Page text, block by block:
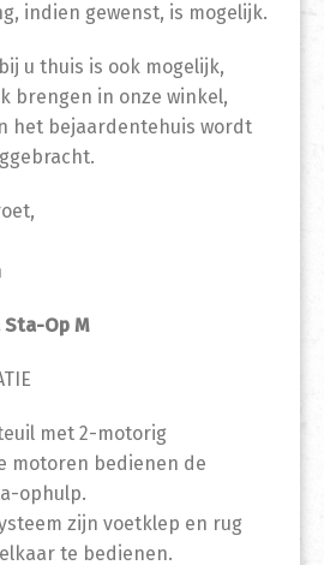
indien gewenst, is mogelijk.
u thuis is ook mogelijk,
brengen in onze winkel,
het bejaardentehuis wordt
Sta-Op M
met 2-motorig
motoren bedienen de
ophulp.
zijn voetklep en rug
te bedienen.